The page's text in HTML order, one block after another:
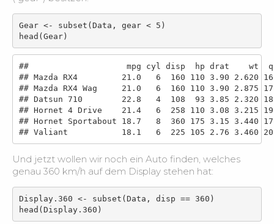
Gear <- subset(Data, gear < 5)
head(Gear)
##                    mpg cyl disp  hp drat    wt
## Mazda RX4         21.0   6  160 110 3.90 2.620
## Mazda RX4 Wag     21.0   6  160 110 3.90
## Datsun 710        22.8   4  108  93 3.85 2.320
## Hornet 4 Drive    21.4   6  258 110 3.08 3.215
## Hornet Sportabout 18.7   8  360 175 3.15
## Valiant           18.1   6  225 105 2.76 3.460
Und jetzt wollen wir noch ein Auto finden, welches
genau 360 km/h auf dem Display stehen hat:
Display.360 <- subset(Data, disp == 360)
head(Display.360)